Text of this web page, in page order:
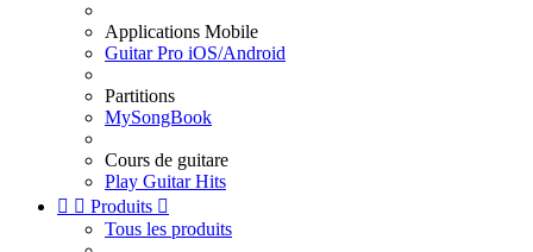
Applications Mobile
Guitar Pro iOS/Android
Partitions
MySongBook
Cours de guitare
Play Guitar Hits
  Produits 
Tous les produits